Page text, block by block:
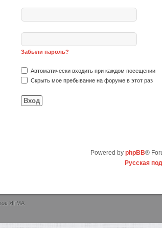
Забыли пароль?
Автоматически входить при каждом посещении
Скрыть мое пребывание на форуме в этот раз
Powered by phpBB®
Русская
ЯГМА